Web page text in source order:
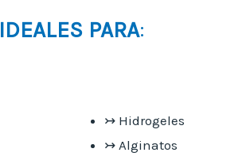
IDEALES PARA:
↣ Hidrogeles
↣ Alginatos